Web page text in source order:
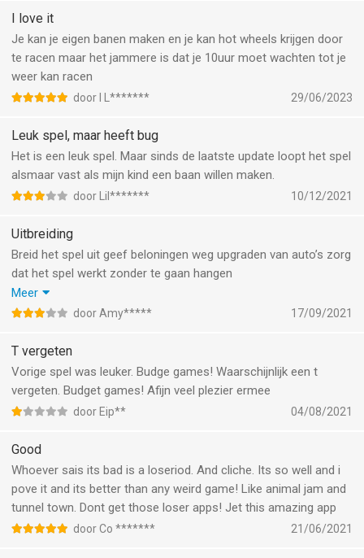
I love it
Je kan je eigen banen maken en je kan hot wheels krijgen door
te racen maar het jammere is dat je 10uur moet wachten tot je
weer kan racen
door I L******* 29/06/2023
Leuk spel, maar heeft bug
Het is een leuk spel. Maar sinds de laatste update loopt het spel
alsmaar vast als mijn kind een baan willen maken.
door Lil******* 10/12/2021
Uitbreiding
Breid het spel uit geef beloningen weg upgraden van auto’s zorg
dat het spel werkt zonder te gaan hangen
Belachelijk is dat je per maand betaald voor uitbreiding van het
spel
Meer
door Amy***** 17/09/2021
T vergeten
Vorige spel was leuker. Budge games! Waarschijnlijk een t
vergeten. Budget games! Afijn veel plezier ermee
door Eip** 04/08/2021
Good
Whoever sais its bad is a loseriod. And cliche. Its so well and i
pove it and its better than any weird game! Like animal jam and
tunnel town. Dont get those loser apps! Jet this amazing app
door Co ******* 21/06/2021